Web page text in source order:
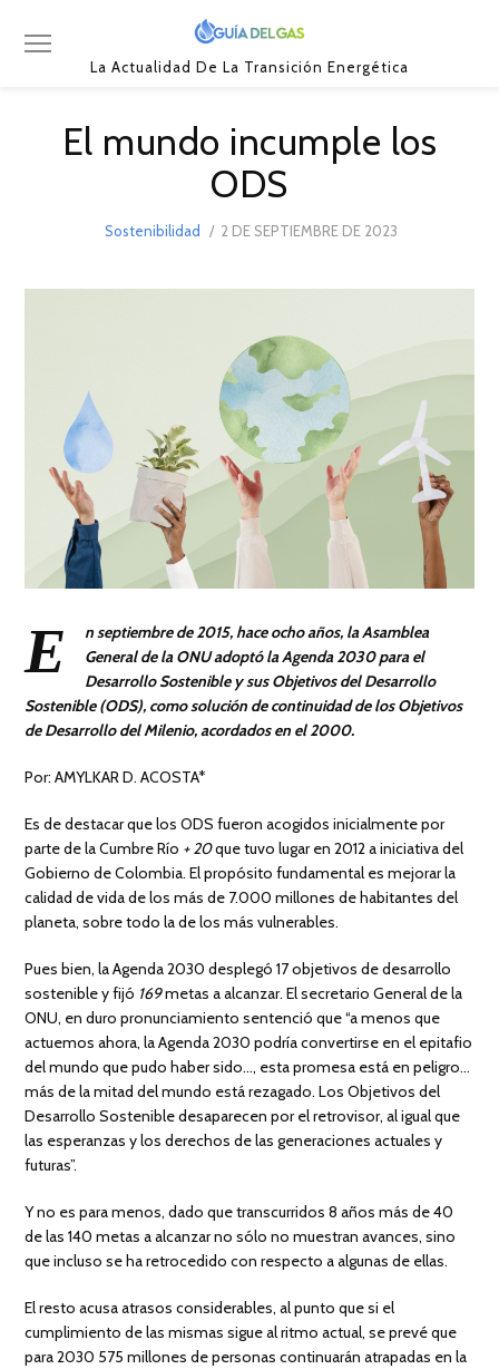
La Actualidad De La Transición Energética
El mundo incumple los
ODS
Sostenibilidad
POSTED
2 DE SEPTIEMBRE DE 2023
E
n septiembre de 2015, hace ocho años, la Asamblea
General de la ONU adoptó la Agenda 2030 para el
Desarrollo Sostenible y sus Objetivos del Desarrollo
Sostenible (ODS), como solución de continuidad de los Objetivos
de Desarrollo del Milenio, acordados en el 2000.
Por: AMYLKAR D. ACOSTA*
Es de destacar que los ODS fueron acogidos inicialmente por
parte de la Cumbre Río + 20que tuvo lugar en 2012 a iniciativa del
Gobierno de Colombia. El propósito fundamental es mejorar la
calidad de vida de los más de 7.000 millones de habitantes del
planeta, sobre todo la de los más vulnerables.
Pues bien, la Agenda 2030 desplegó 17 objetivos de desarrollo
sostenible y fijó 169metas a alcanzar. El secretario General de la
ONU, en duro pronunciamiento sentenció que “a menos que
actuemos ahora, la Agenda 2030 podría convertirse en el epitafio
del mundo que pudo haber sido…, esta promesa está en peligro…
más de la mitad del mundo está rezagado. Los Objetivos del
Desarrollo Sostenible desaparecen por el retrovisor, al igual que
las esperanzas y los derechos de las generaciones actuales y
futuras”.
Y no es para menos, dado que transcurridos 8 años más de 40
de las 140 metas a alcanzar no sólo no muestran avances, sino
que incluso se ha retrocedido con respecto a algunas de ellas.
El resto acusa atrasos considerables, al punto que si el
cumplimiento de las mismas sigue al ritmo actual, se prevé que
para 2030 575 millones de personas continuarán atrapadas en la